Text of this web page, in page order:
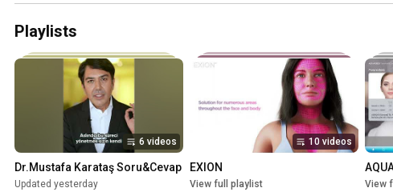
Playlists
6 videos
Dr.Mustafa Karataş Soru&Cevap
Updated yesterday
10 videos
EXION
View full playlist View